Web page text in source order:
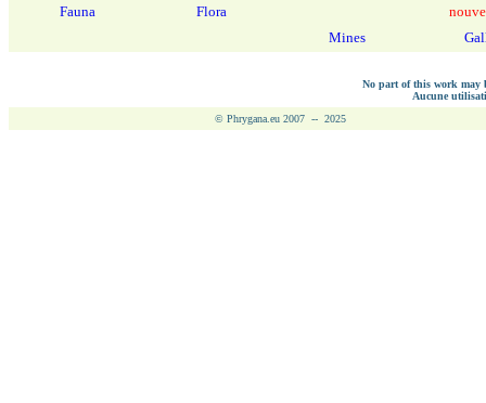
Fauna Flora
Mines
No part of this work may
Aucune
© Phrygana.eu 2007 -- 2025